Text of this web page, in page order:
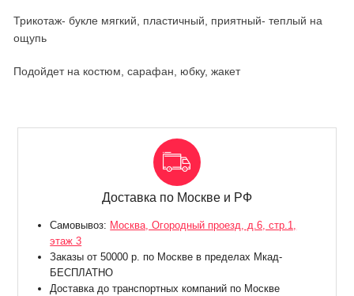
Трикотаж- букле мягкий, пластичный, приятный- теплый на
ощупь
Подойдет на костюм, сарафан, юбку, жакет
Доставка по Москве и РФ
Самовывоз: Москва, Огородный проезд, д.6, стр.1,
этаж 3
Заказы от 50000 р. по Москве в пределах Мкад-
БЕСПЛАТНО
Доставка до транспортных компаний по Москве